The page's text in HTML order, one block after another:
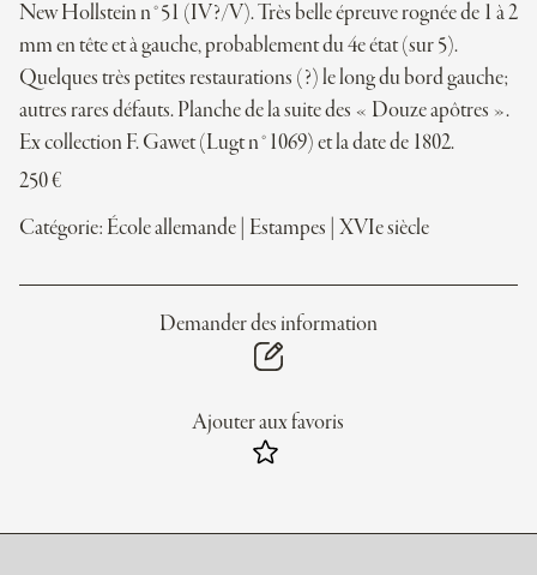
New Hollstein n°51 (IV?/V). Très belle épreuve rognée de 1 à 2
mm en tête et à gauche, probablement du 4e état (sur 5).
Quelques très petites restaurations (?) le long du bord gauche;
autres rares défauts. Planche de la suite des « Douze apôtres ».
Ex collection F. Gawet (Lugt n°1069) et la date de 1802.
250€
Catégorie: École allemande Estampes XVIe siècle
Demander des information
Ajouter aux favoris